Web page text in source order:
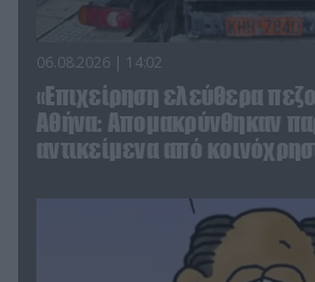
06.08.2026 | 14:02
«Επιχείρηση ελεύθερα
Αθήνα: Απομακρύνθηκαν
αντικείμενα από